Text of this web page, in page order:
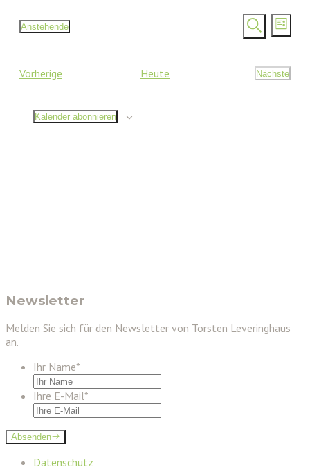
Such-
und
Suche
Liste
Anstehende
VorherigeVeranstaltungen Heute
Nächste
Kalender abonnieren
Newsletter
Melden Sie sich für den Newsletter von Torsten Leveringhaus
an.
Ihr Name*
Ihre E-Mail*
Absenden
Datenschutz